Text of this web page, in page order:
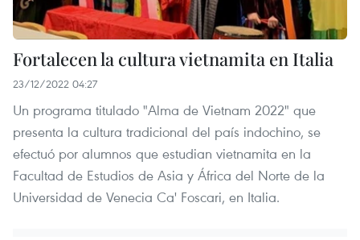
Fortalecen la cultura vietnamita en Italia
23/12/2022 04:27
Un programa titulado "Alma de Vietnam 2022" que
presenta la cultura tradicional del país indochino, se
efectuó por alumnos que estudian vietnamita en la
Facultad de Estudios de Asia y África del Norte de la
Universidad de Venecia Ca' Foscari, en Italia.